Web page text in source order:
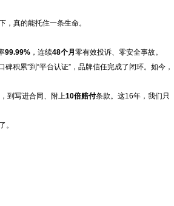
真的能托住一条生命。
99.99% ，连续48个月零有效投诉、零安全事故。
碑积累”到“平台认证”，品牌信任完成了闭环。如今，
到写进合同、附上10倍赔付条款。这16年，我们只
。